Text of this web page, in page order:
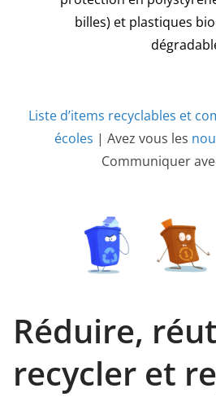
billes) et plastiques
Liste d’items recyclables et
écoles | Avez vous les
Communiquer
Réduire,
recycler et